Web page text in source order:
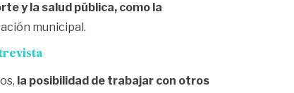
y la salud pública, como la
municipal.
la posibilidad de trabajar con otros